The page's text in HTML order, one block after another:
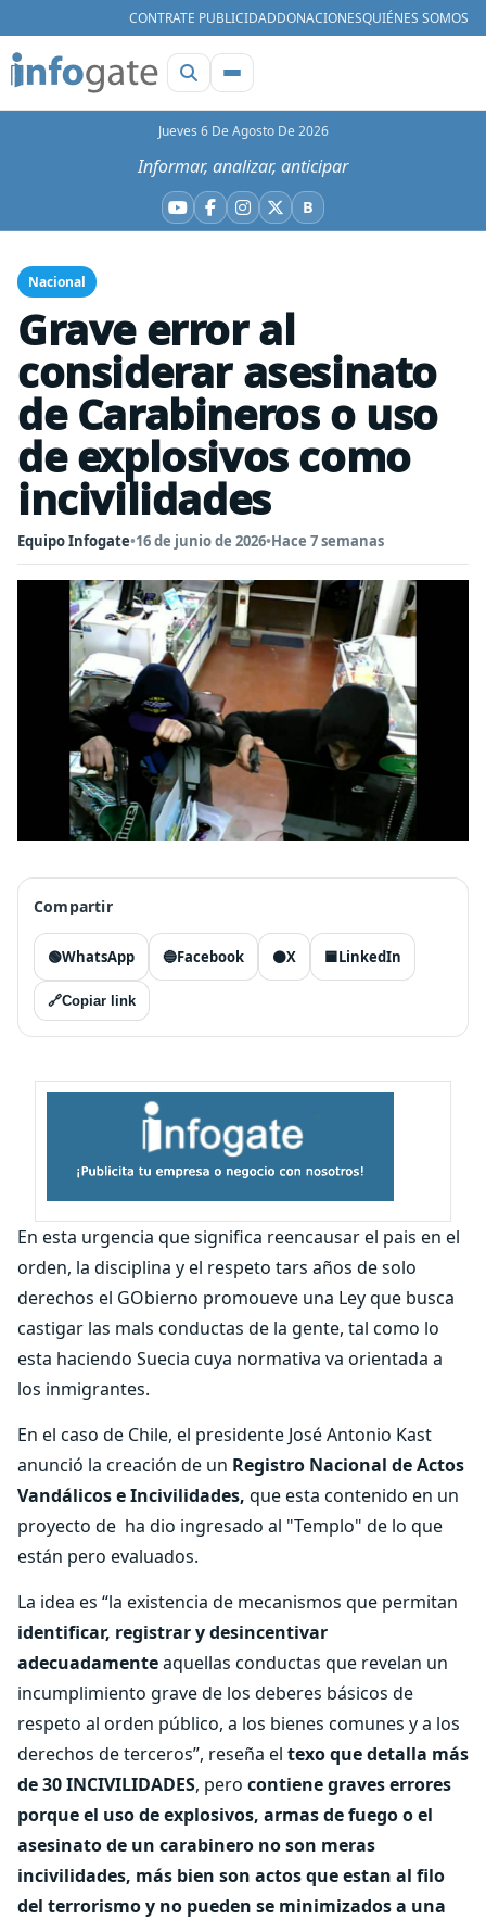
CONTRATE PUBLICIDADDONACIONESQUIÉNES SOMOS
Jueves 6 De Agosto De 2026
Informar, analizar, anticipar
YouTube
Facebook
Instagram
X BBluesky
Nacional
Grave error al
considerar asesinato
de Carabineros o uso
de explosivos como
incivilidades
Equipo Infogate•16 de junio de 2026•Hace 7 semanas
Compartir
🟢WhatsApp 🔵Facebook ⚫X 🟦LinkedIn
🔗Copiar link
En esta urgencia que significa reencausar el pais en el
orden, la disciplina y el respeto tars años de solo
derechos el GObierno promoueve una Ley que busca
castigar las mals conductas de la gente, tal como lo
esta haciendo Suecia cuya normativa va orientada a
los inmigrantes.
En el caso de Chile, el presidente José Antonio Kast
anunció la creación de un Registro Nacional de Actos
Vandálicos e Incivilidades, que esta contenido en un
proyecto de ha dio ingresado al "Templo" de lo que
están pero evaluados.
La idea es “la existencia de mecanismos que permitan
identificar, registrar y desincentivar
adecuadamenteaquellas conductas que revelan un
incumplimiento grave de los deberes básicos de
respeto al orden público, a los bienes comunes y a los
derechos de terceros”, reseña el texo que detalla más
de 30 INCIVILIDADES, pero contiene graves errores
porque el uso de explosivos, armas de fuego o el
asesinato de un carabinero no son meras
incivilidades, más bien son actos que estan al filo
del terrorismo y no pueden se minimizados a una